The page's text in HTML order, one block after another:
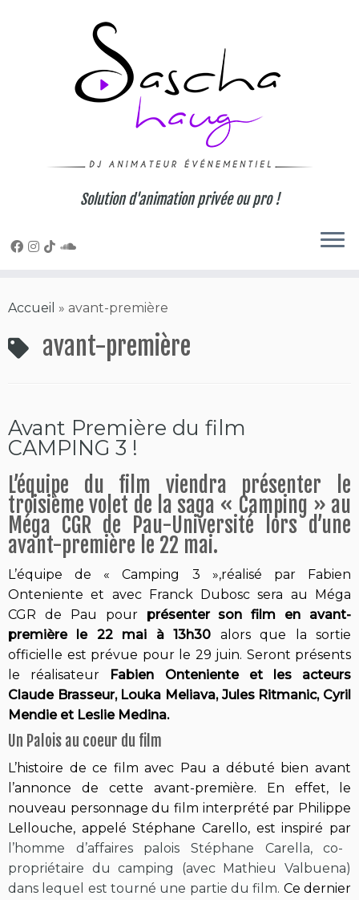
Solution d'animation privée ou pro !
Accueil » avant-première
avant-première
Avant Première du film
CAMPING 3 !
L’équipe du film viendra présenter le
troisième volet de la saga « Camping » au
Méga CGR de Pau-Université lors d’une
avant-première le 22 mai.
L’équipe de « Camping 3 »,réalisé par Fabien
Onteniente et avec Franck Dubosc sera au Méga
CGR de Pau pour présenter son film en avant-
première le 22 mai à 13h30 alors que la sortie
officielle est prévue pour le 29 juin. Seront présents
le réalisateur Fabien Onteniente et les acteurs
Claude Brasseur, Louka Meliava, Jules Ritmanic, Cyril
Mendie et Leslie Medina.
Un Palois au coeur du film
L’histoire de ce film avec Pau a débuté bien avant
l’annonce de cette avant-première. En effet, le
nouveau personnage du film interprété par Philippe
Lellouche, appelé Stéphane Carello, est inspiré par
l’homme d’affaires palois Stéphane Carella, co-
propriétaire du camping (avec Mathieu Valbuena)
dans lequel est tourné une partie du film. Ce dernier